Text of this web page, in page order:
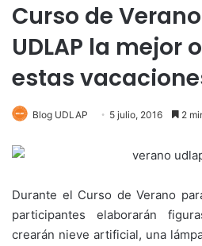
Curso de
UDLAP la mejor
estas
Blog UDLAP 5 julio, 2016 2
Durante el Curso de Verano
participantes elaborarán
crearán nieve artificial, una